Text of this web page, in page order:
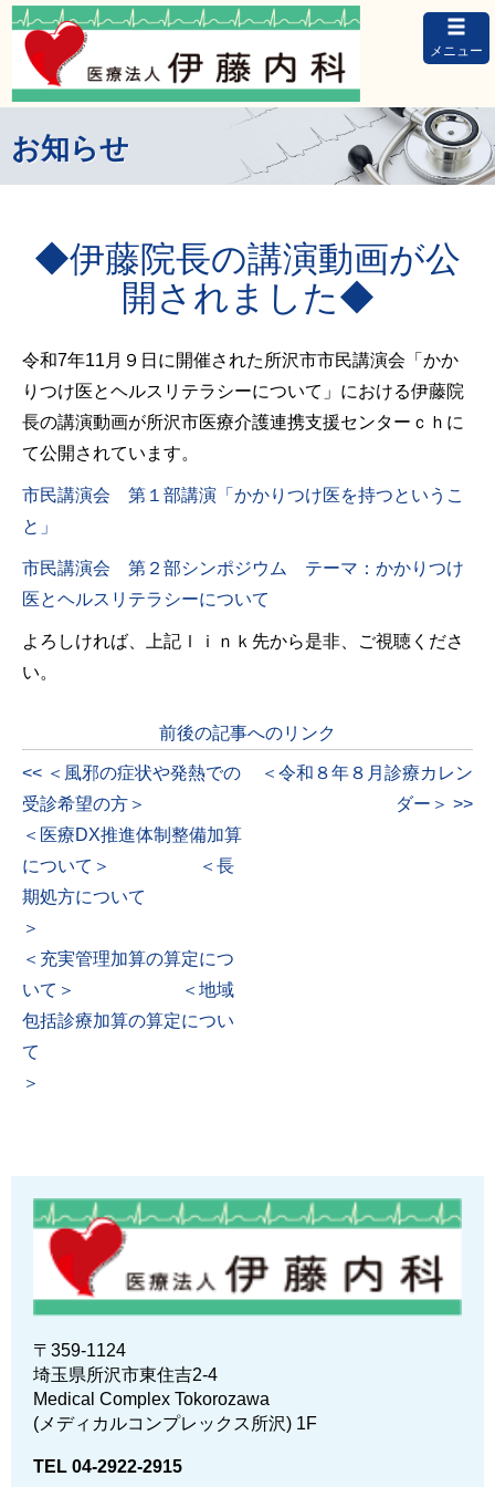
メニュー
お知らせ
◆伊藤院長の講演動画が公
開されました◆
令和7年11月９日に開催された所沢市市民講演会「かか
りつけ医とヘルスリテラシーについて」における伊藤院
長の講演動画が所沢市医療介護連携支援センターｃｈに
て公開されています。
市民講演会 第１部講演「かかりつけ医を持つというこ
と」
市民講演会 第２部シンポジウム テーマ：かかりつけ
医とヘルスリテラシーについて
よろしければ、上記ｌｉｎｋ先から是非、ご視聴くださ
い。
前後の記事へのリンク
<< ＜風邪の症状や発熱での
受診希望の方＞
＜医療DX推進体制整備加算
について＞ ＜長
期処方について
＞
＜充実管理加算の算定につ
いて＞ ＜地域
包括診療加算の算定につい
て
＞
＜令和８年８月診療カレン
ダー＞ >>
〒359-1124
埼玉県所沢市東住吉2-4
Medical Complex Tokorozawa
(メディカルコンプレックス所沢) 1F
TEL 04-2922-2915